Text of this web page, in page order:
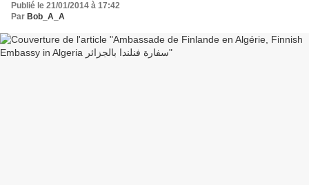
Publié le 21/01/2014 à 17:42
Par Bob_A_A